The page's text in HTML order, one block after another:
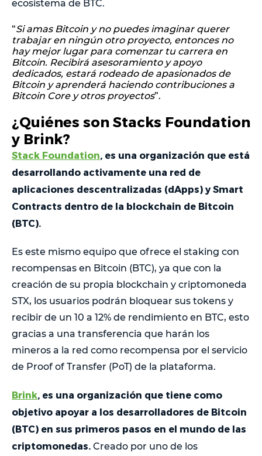
ecosistema de BTC.
“Si amas Bitcoin y no puedes imaginar querer
trabajar en ningún otro proyecto, entonces no
hay mejor lugar para comenzar tu carrera en
Bitcoin. Recibirá asesoramiento y apoyo
dedicados, estará rodeado de apasionados de
Bitcoin y aprenderá haciendo contribuciones a
Bitcoin Core y otros proyectos”.
¿Quiénes son Stacks Foundation
y Brink?
Stack Foundation , es una organización que está
desarrollando activamente una red de
aplicaciones descentralizadas (dApps) y Smart
Contracts dentro de la blockchain de Bitcoin
(BTC).
Es este mismo equipo que ofrece el staking con
recompensas en Bitcoin (BTC), ya que con la
creación de su propia blockchain y criptomoneda
STX, los usuarios podrán bloquear sus tokens y
recibir de un 10 a 12% de rendimiento en BTC, esto
gracias a una transferencia que harán los
mineros a la red como recompensa por el servicio
de Proof of Transfer (PoT) de la plataforma.
Brink , es una organización que tiene como
objetivo apoyar a los desarrolladores de Bitcoin
(BTC) en sus primeros pasos en el mundo de las
criptomonedas. Creado por uno de los